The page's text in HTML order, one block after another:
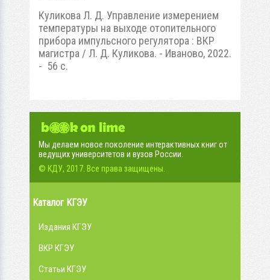
Куликова Л. Д. Управление измерением
температуры на выходе отопительного
прибора импульсного регулятора : ВКР
магистра / Л. Д. Куликова. - Иваново, 2022.
- 56 с.
Мы делаем новое поколение интерактивных книг от
ведущих университетов и вузов России.
© КДУ, 2017. Все права защищены.
Каталог КГЭУ
Издания КГЭУ
ВКР КГЭУ
Статьи КГЭУ